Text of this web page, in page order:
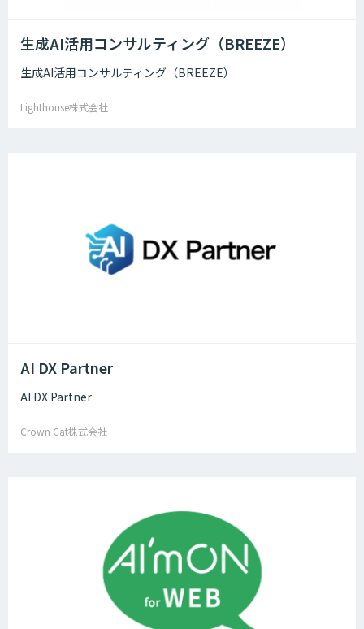
生成AI活用コンサルティング（BREEZE）
生成AI活用コンサルティング（BREEZE）
Lighthouse株式会社
AI DX Partner
AI DX Partner
Crown Cat株式会社